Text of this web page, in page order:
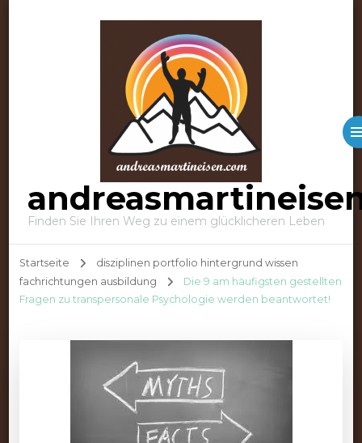
Finden Sie Ihren Weg zu einem glücklicheren Leben
Startseite
disziplinen portfolio hintergrund wissen
fachrichtungen ausbildung
Die 9 am häufigsten gestellten
Fragen zu transpersonale Psychologie werden beantwortet!